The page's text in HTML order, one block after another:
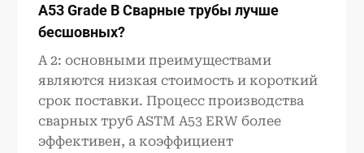
A53 Grade BСварные трубы лучше
бесшовных?
A 2: основными преимуществами
являются низкая стоимость и короткий
срок поставки. Процесс производства
сварных труб ASTM A53 ERW более
эффективен, а коэффициент